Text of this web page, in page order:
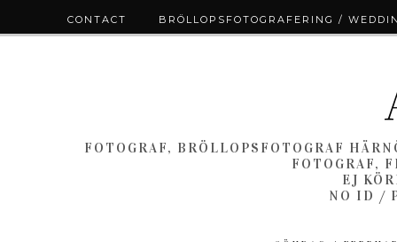
FOTOGRAF, BRÖLLOPSFOTOGRAF
FOTOGRAF,
EJ
NO ID /
CONTACT BRÖLLOPSFOTOGRAFERING /